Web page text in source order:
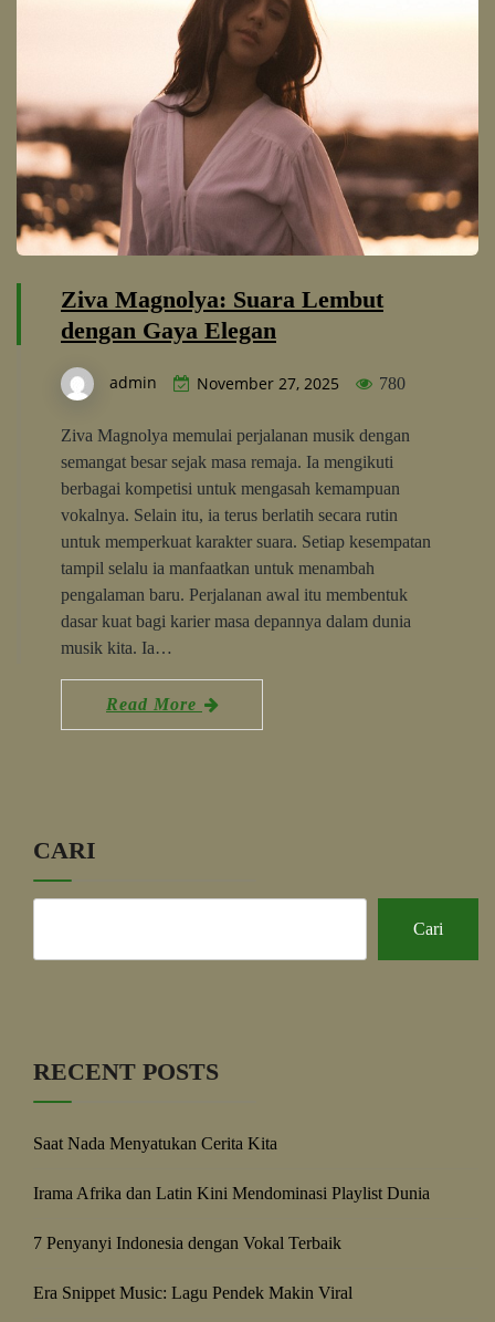
Ziva Magnolya: Suara Lembut
dengan Gaya Elegan
admin November 27, 2025 780
Ziva Magnolya memulai perjalanan musik dengan
semangat besar sejak masa remaja. Ia mengikuti
berbagai kompetisi untuk mengasah kemampuan
vokalnya. Selain itu, ia terus berlatih secara rutin
untuk memperkuat karakter suara. Setiap kesempatan
tampil selalu ia manfaatkan untuk menambah
pengalaman baru. Perjalanan awal itu membentuk
dasar kuat bagi karier masa depannya dalam dunia
musik kita. Ia…
Read More
CARI
Cari
RECENT POSTS
Saat Nada Menyatukan Cerita Kita
Irama Afrika dan Latin Kini Mendominasi Playlist Dunia
7 Penyanyi Indonesia dengan Vokal Terbaik
Era Snippet Music: Lagu Pendek Makin Viral